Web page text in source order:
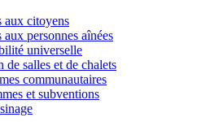
aux citoyens
aux personnes aînées
universelle
de salles et de chalets
communautaires
et subventions